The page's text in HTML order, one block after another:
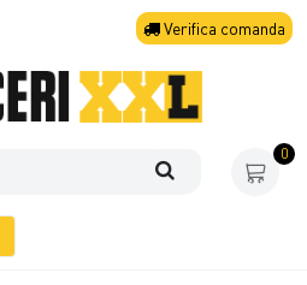
Verifica comanda
0